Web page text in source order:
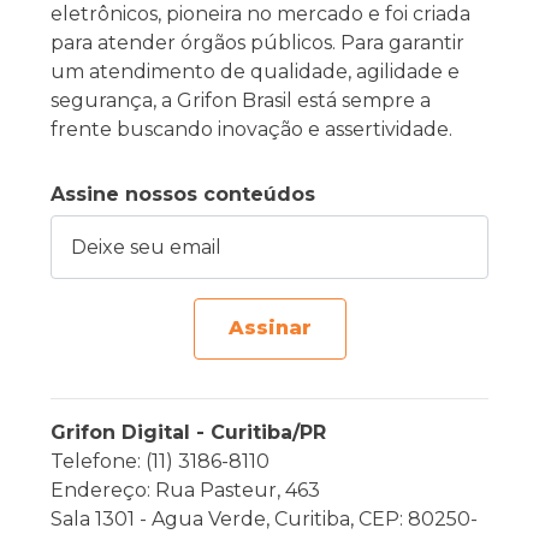
eletrônicos, pioneira no mercado e foi criada
para atender órgãos públicos. Para garantir
um atendimento de qualidade, agilidade e
segurança, a Grifon Brasil está sempre a
frente buscando inovação e assertividade.
Assine nossos conteúdos
Assinar
Grifon Digital - Curitiba/PR
Telefone: (11) 3186-8110
Endereço: Rua Pasteur, 463
Sala 1301 - Agua Verde, Curitiba, CEP: 80250-